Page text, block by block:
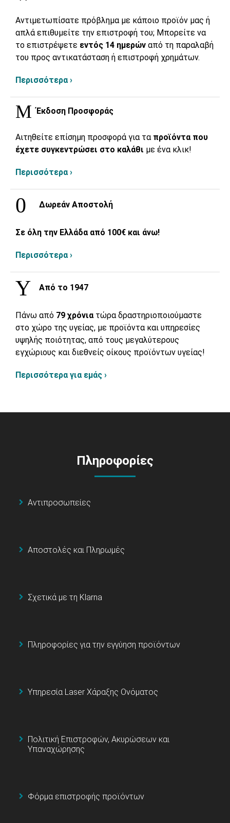
Αντιμετωπίσατε πρόβλημα με κάποιο προϊόν μας ή
απλά επιθυμείτε την επιστροφή του; Μπορείτε να
το επιστρέψετε εντός 14 ημερών από τη παραλαβή
του προς αντικατάσταση ή επιστροφή χρημάτων.
Περισσότερα ›
Έκδοση Προσφοράς
Αιτηθείτε επίσημη προσφορά για τα προϊόντα που
έχετε συγκεντρώσει στο καλάθι με ένα κλικ!
Περισσότερα ›
Δωρεάν Αποστολή
Σε όλη την Ελλάδα από 100€ και άνω!
Περισσότερα ›
Από το 1947
Πάνω από 79 χρόνια τώρα δραστηριοποιούμαστε
στο χώρο της υγείας, με προϊόντα και υπηρεσίες
υψηλής ποιότητας, από τους μεγαλύτερους
εγχώριους και διεθνείς οίκους προϊόντων υγείας!
Περισσότερα για εμάς ›
Πληροφορίες
Αντιπροσωπείες
Αποστολές και Πληρωμές
Σχετικά με τη Klarna
Πληροφορίες για την εγγύηση προϊόντων
Υπηρεσία Laser Χάραξης Ονόματος
Πολιτική Επιστροφών, Ακυρώσεων και
Υπαναχώρησης
Φόρμα επιστροφής προϊόντων